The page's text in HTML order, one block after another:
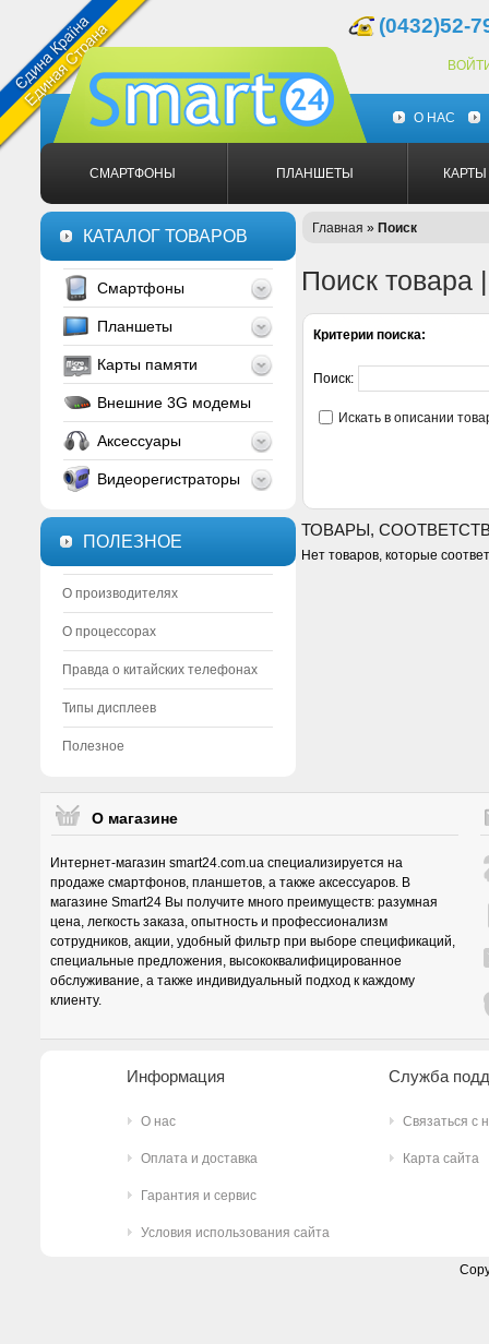
(0432)52-
О НАС
СМАРТФОНЫ ПЛАНШЕТЫ
КАТАЛОГ ТОВАРОВ
Смартфоны
Планшеты
Карты памяти
Внешние 3G модемы
Аксессуары
Видеорегистраторы
ПОЛЕЗНОЕ
О производителях
О процессорах
Правда о китайских телефонах
Типы дисплеев
Полезное
Главная » Поиск
Поиск товара
Критерии поиска:
Поиск:
Искать в описании
ТОВАРЫ,
Нет товаров, которые
О магазине
Интернет-магазин smart24.com.ua специализируется на
продаже смартфонов, планшетов, а также аксессуаров. В
магазине Smart24 Вы получите много преимуществ: разумная
цена, легкость заказа, опытность и профессионализм
сотрудников, акции, удобный фильтр при выборе спецификаций,
специальные предложения, высококвалифицированное
обслуживание, а также индивидуальный подход к каждому
клиенту.
Информация
О нас
Оплата и доставка
Гарантия и сервис
Условия использования сайта
Служба
Связаться с
Карта сайта